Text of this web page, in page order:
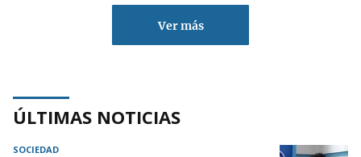
Ver más
ÚLTIMAS NOTICIAS
SOCIEDAD